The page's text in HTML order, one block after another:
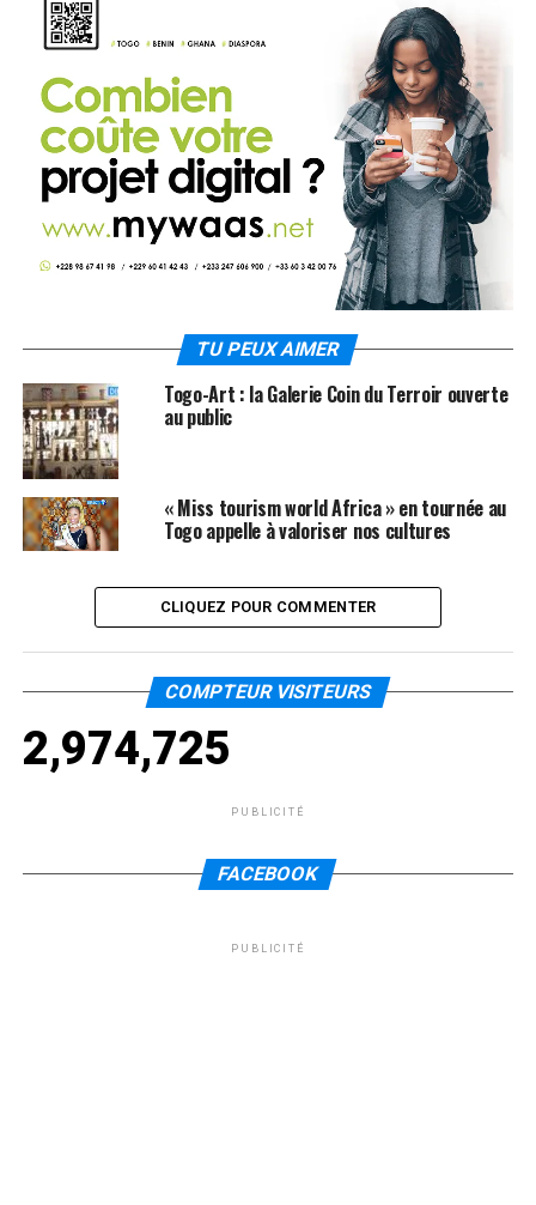
TU PEUX AIMER
Togo-Art : la Galerie Coin du Terroir ouverte
au public
« Miss tourism world Africa » en tournée au
Togo appelle à valoriser nos cultures
CLIQUEZ POUR COMMENTER
COMPTEUR VISITEURS
2,974,725
PUBLICITÉ
FACEBOOK
PUBLICITÉ